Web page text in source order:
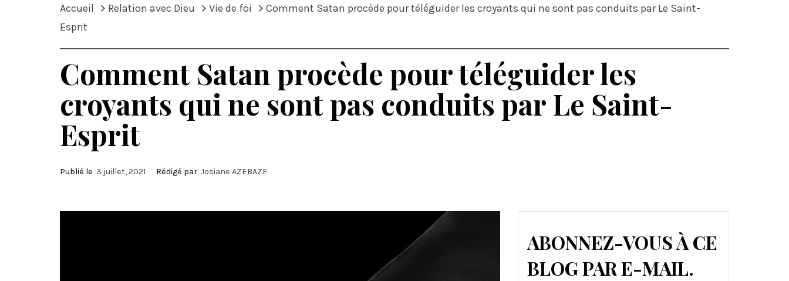
Accueil Relation avec Dieu Vie de foi
Comment Satan procède pour téléguider les croyants qui ne sont pas conduits par Le Saint-
Esprit
Comment Satan procède pour téléguider les
croyants qui ne sont pas conduits par Le Saint-
Esprit
Publié le 3 juillet, 2021 Rédigé par Josiane AZEBAZE
ABONNEZ-VOUS À CE
BLOG PAR E-MAIL.